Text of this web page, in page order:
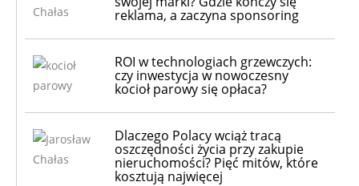
reklama, a zaczyna sponsoring
ROI w technologiach grzewczych:
czy inwestycja w nowoczesny
kocioł parowy się opłaca?
Dlaczego Polacy wciąż tracą
oszczędności życia przy zakupie
nieruchomości? Pięć mitów, które
kosztują najwięcej